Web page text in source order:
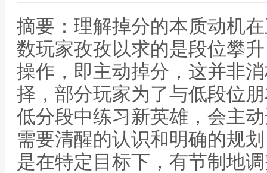
摘要：理解掉分的本质动机
数玩家孜孜以求的是段位攀
操作，即主动掉分，这并非
择，部分玩家为了与低段位
低分段中练习新英雄，会主
需要清醒的认识和明确的规
是在特定目标下，有节制地